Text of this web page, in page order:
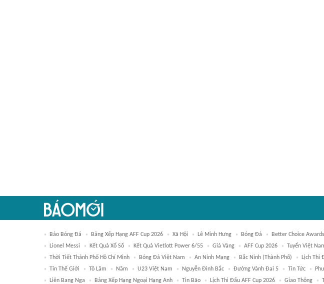
Báo Bóng Đá Bảng Xếp Hạng AFF Cup 2026 Xã Hội Lê Minh Hưng Bóng Đá Better Choice
Lionel Messi
Kết Quả Xổ Số Kết Quả Vietlott Power 6/55 Giá Vàng AFF Cup 2026 Tuyển Việt
Thời Tiết Thành Phố Hồ Chí Minh
Bóng Đá Việt Nam An Ninh Mạng Bắc Ninh (thành Phố) Lịch Thi
Tin Thế Giới
Tô Lâm Năm U23 Việt Nam Nguyễn Đình Bắc Đường Vành Đai 5 Tin Tức
Liên Bang Nga
Bảng Xếp Hạng Ngoại Hạng Anh Tin Bão Lịch Thi Đấu AFF Cup 2026 Giao Thông